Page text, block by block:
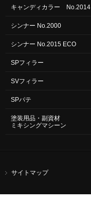
キャンディカラー No.2014
シンナー No.2000
シンナー No.2015 ECO
SPフィラー
SVフィラー
SPパテ
塗装用品・副資材
ミキシングマシーン
サイトマップ